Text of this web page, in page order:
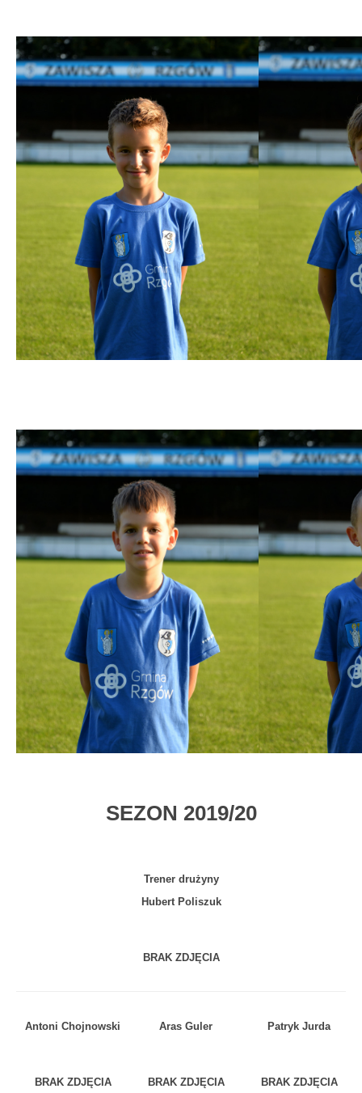
SEZON 2019/20
Trener drużyny
Hubert Poliszuk
BRAK ZDJĘCIA
Antoni Chojnowski Aras Guler Patryk Jurda
BRAK ZDJĘCIA BRAK ZDJĘCIA BRAK ZDJĘCIA